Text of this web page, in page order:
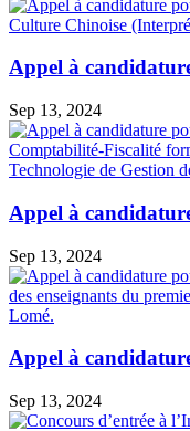
Appel à
Sep 13, 2024
Appel à
Sep 13, 2024
Appel à
Sep 13, 2024